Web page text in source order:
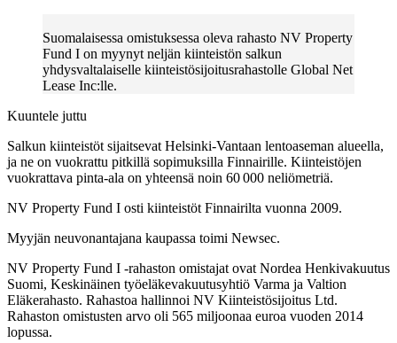
Suomalaisessa omistuksessa oleva rahasto NV Property
Fund I on myynyt neljän kiinteistön salkun
yhdysvaltalaiselle kiinteistösijoitusrahastolle Global Net
Lease Inc:lle.
Kuuntele juttu
Salkun kiinteistöt sijaitsevat Helsinki-Vantaan lentoaseman alueella,
ja ne on vuokrattu pitkillä sopimuksilla Finnairille. Kiinteistöjen
vuokrattava pinta-ala on yhteensä noin 60 000 neliömetriä.
NV Property Fund I osti kiinteistöt Finnairilta vuonna 2009.
Myyjän neuvonantajana kaupassa toimi Newsec.
NV Property Fund I -rahaston omistajat ovat Nordea Henkivakuutus
Suomi, Keskinäinen työeläkevakuutusyhtiö Varma ja Valtion
Eläkerahasto. Rahastoa hallinnoi NV Kiinteistösijoitus Ltd.
Rahaston omistusten arvo oli 565 miljoonaa euroa vuoden 2014
lopussa.